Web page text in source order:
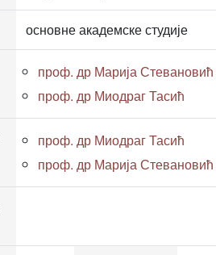
основне академске студије
проф. др Марија Стевановић
проф. др Миодраг Тасић
проф. др Миодраг Тасић
проф. др Марија Стевановић